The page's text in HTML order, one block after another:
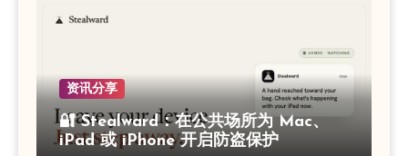
资讯分享
🔐 Stealward：在公共场所为 Mac、
iPad 或 iPhone 开启防盗保护